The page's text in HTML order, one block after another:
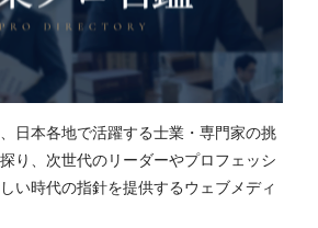
、日本各地で活躍する士業・専門家の挑
り、次世代のリーダーやプロフェッシ
い時代の指針を提供するウェブメディ